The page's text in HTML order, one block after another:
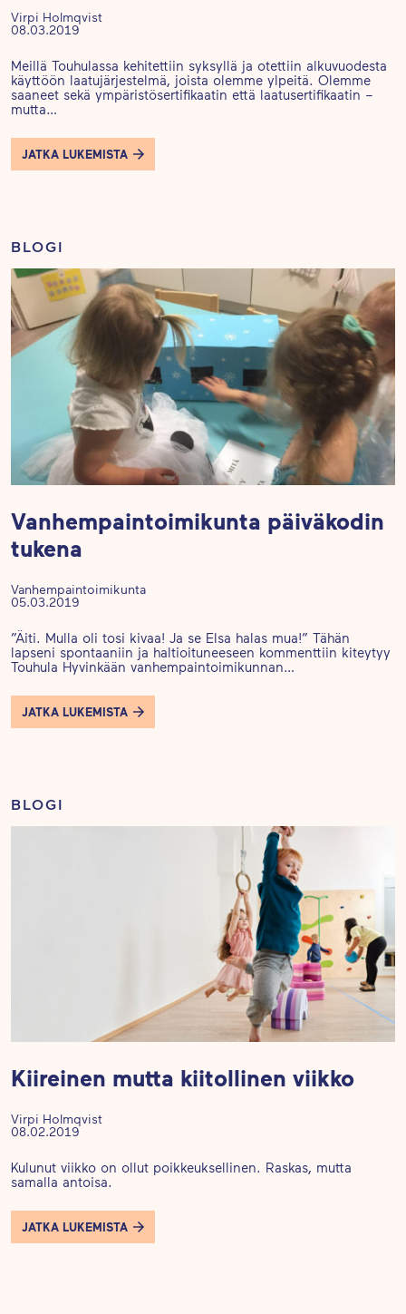
Virpi Holmqvist
08.03.2019
Meillä Touhulassa kehitettiin syksyllä ja otettiin alkuvuodesta
käyttöön laatujärjestelmä, joista olemme ylpeitä. Olemme
saaneet sekä ympäristösertifikaatin että laatusertifikaatin –
mutta…
JATKA LUKEMISTA
BLOGI
Vanhempaintoimikunta päiväkodin
tukena
Vanhempaintoimikunta
05.03.2019
”Äiti. Mulla oli tosi kivaa! Ja se Elsa halas mua!” Tähän
lapseni spontaaniin ja haltioituneeseen kommenttiin kiteytyy
Touhula Hyvinkään vanhempaintoimikunnan…
JATKA LUKEMISTA
BLOGI
Kiireinen mutta kiitollinen viikko
Virpi Holmqvist
08.02.2019
Kulunut viikko on ollut poikkeuksellinen. Raskas, mutta
samalla antoisa.
JATKA LUKEMISTA